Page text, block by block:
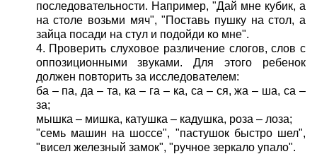
последовательности. Например, "Дай мне кубик, а
на столе возьми мяч", "Поставь пушку на стол, а
зайца посади на стул и подойди ко мне".
4. Проверить слуховое различение слогов, слов с
оппозиционными звуками. Для этого ребенок
должен повторить за исследователем:
ба – па, да – та, ка – га – ка, са – ся, жа – ша, са –
за;
мышка – мишка, катушка – кадушка, роза – лоза;
"семь машин на шоссе", "пастушок быстро шел",
"висел железный замок", "ручное зеркало упало".